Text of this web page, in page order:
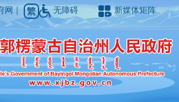
网 ｜ 无障碍 新媒体矩阵